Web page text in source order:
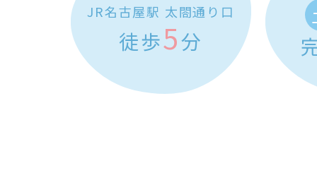
JR名古屋駅 太閤通り口
徒歩5分